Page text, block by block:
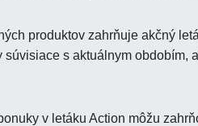
produktov zahrňuje akčný
súvisiace s aktuálnym obdobím,
v letáku Action môžu